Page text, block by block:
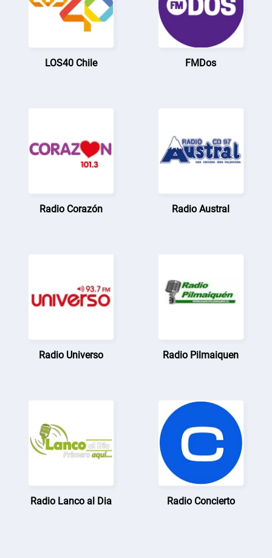
LOS40 Chile FMDos
Radio Corazón Radio Austral
Radio Universo Radio Pilmaiquen
Radio Lanco al Dia Radio Concierto